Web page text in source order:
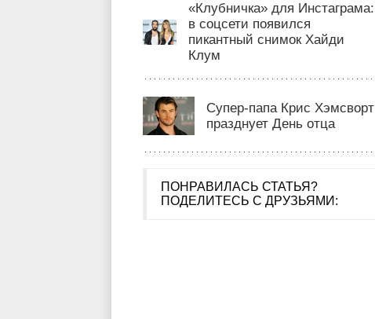
«Клубничка» для Инстаграма:
в соцсети появился
пикантный снимок Хайди
Клум
Супер-папа Крис Хэмсворт
празднует День отца
ПОНРАВИЛАСЬ СТАТЬЯ?
ПОДЕЛИТЕСЬ С ДРУЗЬЯМИ: